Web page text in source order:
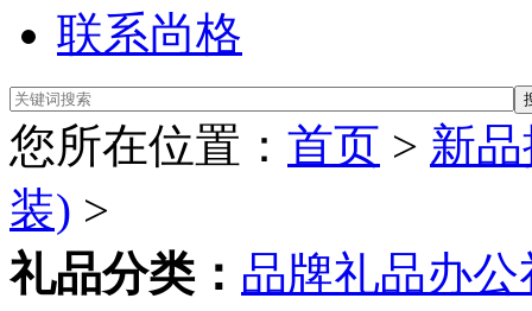
联系尚格
您所在位置： 首页 > 新
装) >
礼品分类： 品牌礼品办